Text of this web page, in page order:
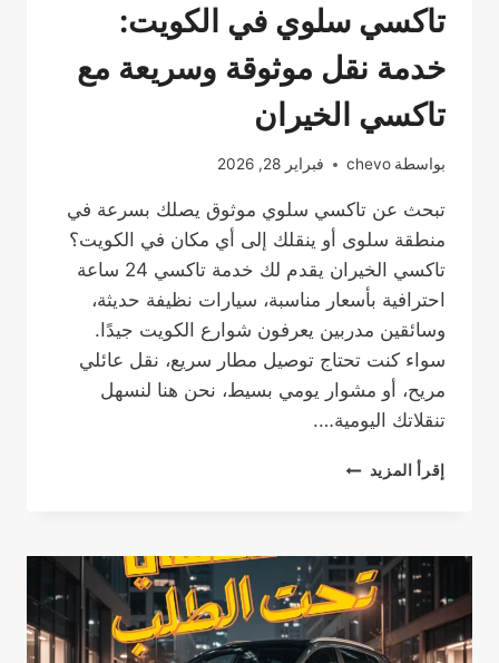
تاكسي سلوي في الكويت:
خدمة نقل موثوقة وسريعة مع
تاكسي الخيران
بواسطة chevo فبراير 28, 2026
تبحث عن تاكسي سلوي موثوق يصلك بسرعة في
منطقة سلوى أو ينقلك إلى أي مكان في الكويت؟
تاكسي الخيران يقدم لك خدمة تاكسي 24 ساعة
احترافية بأسعار مناسبة، سيارات نظيفة حديثة،
وسائقين مدربين يعرفون شوارع الكويت جيدًا.
سواء كنت تحتاج توصيل مطار سريع، نقل عائلي
مريح، أو مشوار يومي بسيط، نحن هنا لنسهل
تنقلاتك اليومية….
إقرأ المزيد تاكسي
نقل
موثوقة
وسريعة
مع
تاكسي